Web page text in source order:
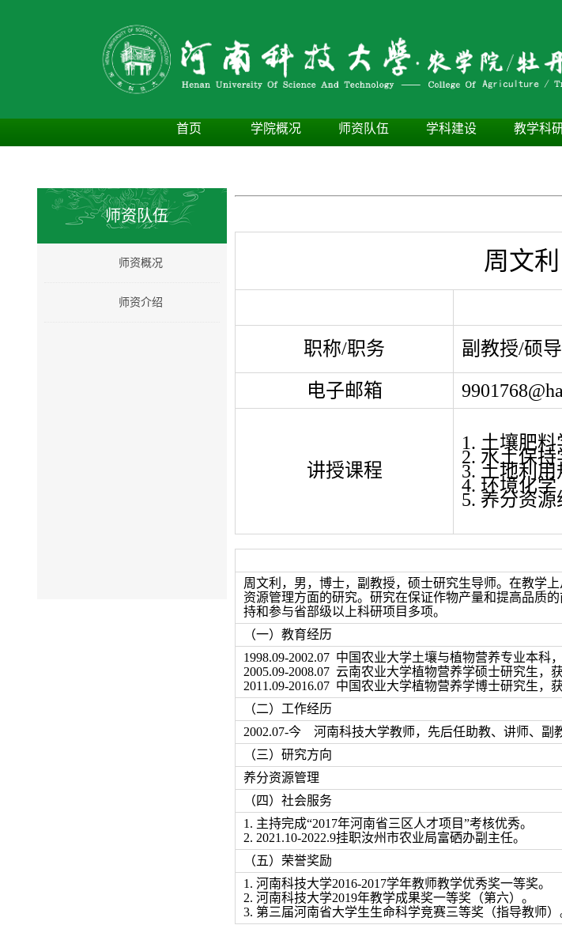
首页 学院概况 师资队伍 学科建设 教学科
师资队伍
师资概况
师资介绍
周文利
职称/职务 副教授/硕导
电子邮箱
讲授课程
1. 土壤肥料
2. 水土保
3. 土地利用
4. 环境化学
5. 养分资源
周文利，男，博士，副教授，硕士研究生导师。在教学
资源管理方面的研究。研究在保证作物产量和提高品质
持和参与省部级以上科研项目多项。
（一）教育经历
1998.09-2002.07 中国农业大学土壤与植物营养专业本科
2005.09-2008.07 云南农业大学植物营养学硕士研究生，
2011.09-2016.07 中国农业大学植物营养学博士研究生，
（二）工作经历
2002.07-今 河南科技大学教师，先后任助教、讲师、副
（三）研究方向
养分资源管理
（四）社会服务
1. 主持完成“2017年河南省三区人才项目”考核优秀。
2. 2021.10-2022.9挂职汝州市农业局富硒办副主任。
（五）荣誉奖励
1. 河南科技大学2016-2017学年教师教学优秀奖一等奖。
2. 河南科技大学2019年教学成果奖一等奖（第六）。
3. 第三届河南省大学生生命科学竞赛三等奖（指导教师）